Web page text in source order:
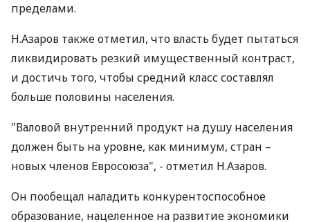
пределами.
Н.Азаров также отметил, что власть будет пытаться
ликвидировать резкий имущественный контраст,
и достичь того, чтобы средний класс составлял
больше половины населения.
"Валовой внутренний продукт на душу населения
должен быть на уровне, как минимум, стран –
новых членов Евросоюза", - отметил Н.Азаров.
Он пообещал наладить конкурентоспособное
образование, нацеленное на развитие экономики